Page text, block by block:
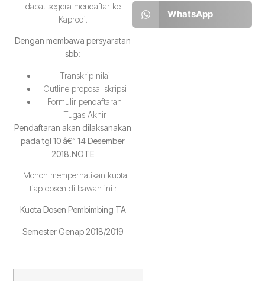
dapat segera mendaftar ke
Kaprodi.
Dengan membawa persyaratan
sbb:
Transkrip nilai
Outline proposal skripsi
Formulir pendaftaran
Tugas Akhir
Pendaftaran akan dilaksanakan
pada tgl 10 â€“ 14 Desember
2018.NOTE
: Mohon memperhatikan kuota
tiap dosen di bawah ini :
Kuota Dosen Pembimbing TA
Semester Genap 2018/2019
WhatsApp